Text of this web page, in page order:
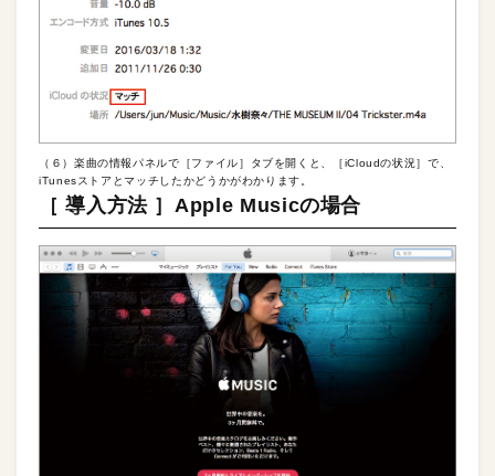
（６）楽曲の情報パネルで［ファイル］タブを開くと、［iCloudの状況］で、
iTunesストアとマッチしたかどうかがわかります。
［ 導入方法 ］Apple Musicの場合